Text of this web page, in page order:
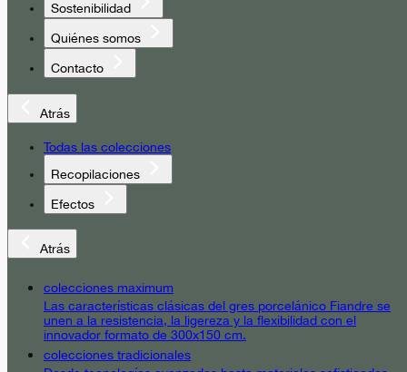
Sostenibilidad
Quiénes somos
Contacto
Atrás
Todas las colecciones
Recopilaciones
Efectos
Atrás
colecciones maximum
Las características clásicas del gres porcelánico Fiandre se
unen a la resistencia, la ligereza y la flexibilidad con el
innovador formato de 300x150 cm.
colecciones tradicionales